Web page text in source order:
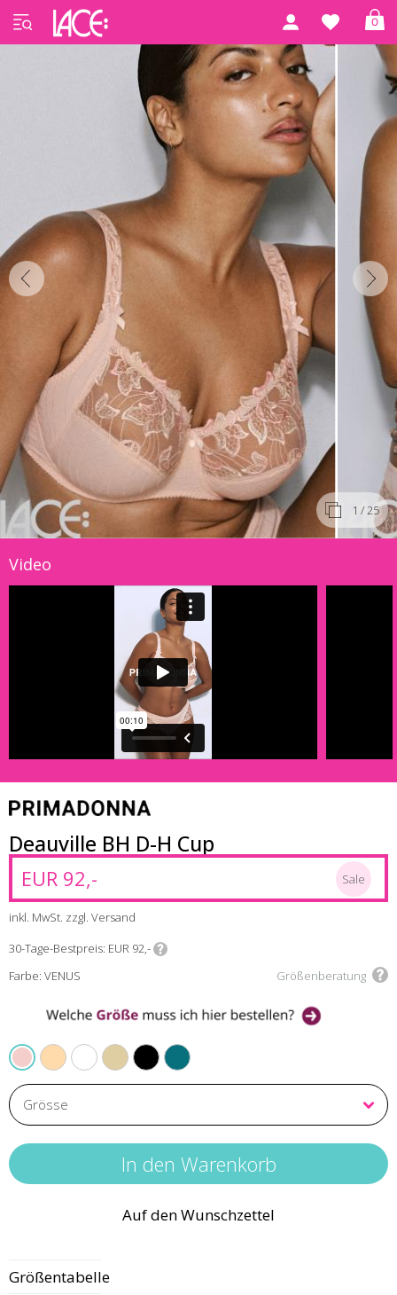
0
Startseite PrimaDonna Lingerie
1 / 25
Video
Deauville BH D-H Cup
EUR 92,- Sale
inkl. MwSt. zzgl. Versand
30-Tage-Bestpreis EUR 92,-
Farbe: VENUS
Größenberatung
Auf den Wunschzettel
Größentabelle